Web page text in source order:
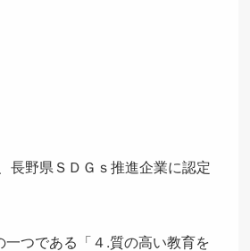
長野県ＳＤＧｓ推進企業に認定
つである「４.質の高い教育を